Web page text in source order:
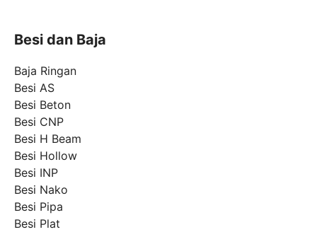
Besi dan Baja
Baja Ringan
Besi AS
Besi Beton
Besi CNP
Besi H Beam
Besi Hollow
Besi INP
Besi Nako
Besi Pipa
Besi Plat